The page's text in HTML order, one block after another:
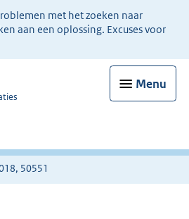
met het zoeken naar
aan een oplossing. Excuses voor
Menu
50551